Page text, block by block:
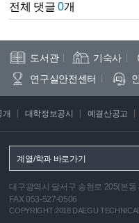
전체 댓글0개
도서관 기숙사
연구실안전센터
개 대학정보공시 예결산공고
대구광역시 달서구 송현로 205(본
FAX 053-527-0506
COPYRIGHT 2018 DAEGU
계열/학과 바로가기